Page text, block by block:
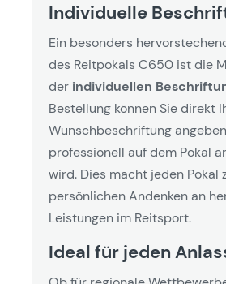
Individuelle
Ein besonders
des Reitpokals C650 ist die
der individuellen
Bestellung können Sie direkt
Wunschbeschriftung
professionell auf dem Pokal
wird. Dies macht jeden Pokal
persönlichen Andenken an
Leistungen im Reitsport.
Ideal für jeden